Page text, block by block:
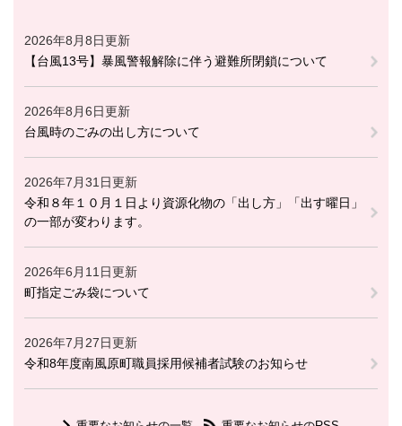
2026年8月8日更新
【台風13号】暴風警報解除に伴う避難所閉鎖について
2026年8月6日更新
台風時のごみの出し方について
2026年7月31日更新
令和８年１０月１日より資源化物の「出し方」「出す曜日」
の一部が変わります。
2026年6月11日更新
町指定ごみ袋について
2026年7月27日更新
令和8年度南風原町職員採用候補者試験のお知らせ